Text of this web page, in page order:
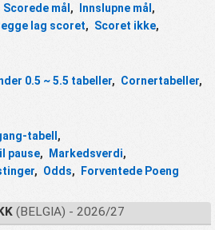
Scorede mål , Innslupne mål ,
lag scoret, Scoret ikke,
0.5 ~ 5.5 tabeller, Cornertabeller,
tabell ,
pause, Markedsverdi,
, Odds, Forventede Poeng
(BELGIA) - 2026/27